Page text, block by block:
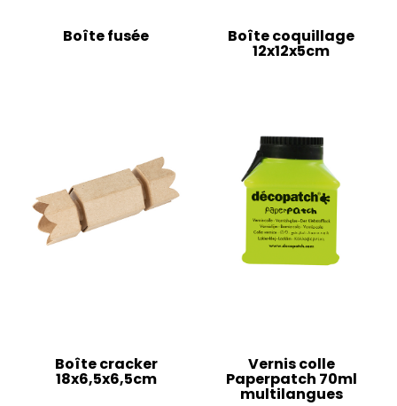
Boîte fusée Boîte coquillage
12x12x5cm
Boîte cracker
18x6,5x6,5cm
Vernis colle
Paperpatch 70ml
multilangues